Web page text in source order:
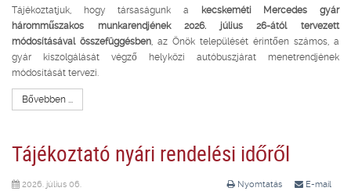
Tájékoztatjuk, hogy társaságunk a
kecskeméti Mercedes gyár
háromműszakos munkarendjének 2026. július 26-ától tervezett
módosításával összefüggésben, az Önök települését érintően számos, a
gyár kiszolgálását végző helyközi autóbuszjárat menetrendjének
módosítását tervezi.
Bővebben ...
Tájékoztató nyári rendelési időről
Nyomtatás E-mail
2026. július 06.